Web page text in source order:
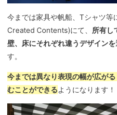
今までは家具や帆船、Tシャツ
Created Contents)にて、 所有し
壁、床にそれぞれ違うデザイン
す。
今までは異なり表現の幅が広が
むことができるようになります！